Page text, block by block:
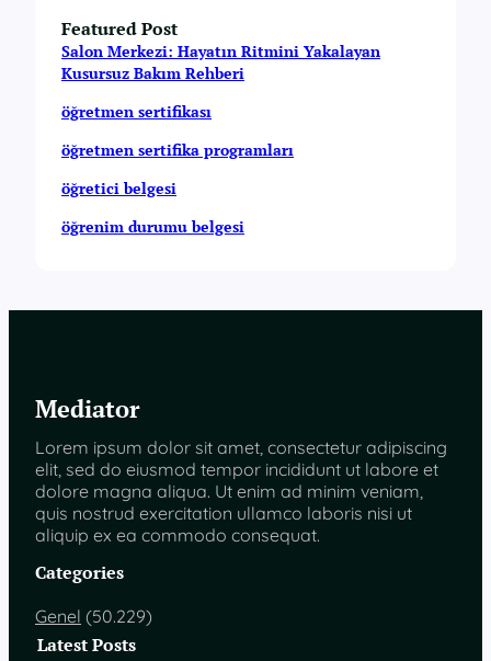
Featured Post
Salon Merkezi: Hayatın Ritmini Yakalayan
Kusursuz Bakım Rehberi
öğretmen sertifikası
öğretmen sertifika programları
öğretici belgesi
öğrenim durumu belgesi
Mediator
Lorem ipsum dolor sit amet, consectetur adipiscing
elit, sed do eiusmod tempor incididunt ut labore et
dolore magna aliqua. Ut enim ad minim veniam,
quis nostrud exercitation ullamco laboris nisi ut
aliquip ex ea commodo consequat.
Categories
Genel (50.229)
Latest Posts